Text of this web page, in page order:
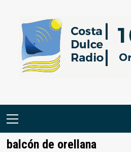
contenido
Menú
balcón de orellana